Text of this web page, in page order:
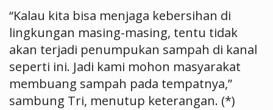
“Kalau kita bisa menjaga kebersihan di
lingkungan masing-masing, tentu tidak
akan terjadi penumpukan sampah di kanal
seperti ini. Jadi kami mohon masyarakat
membuang sampah pada tempatnya,”
sambung Tri, menutup keterangan. (*)